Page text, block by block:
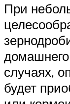
При
домашнего
случаях,
будет